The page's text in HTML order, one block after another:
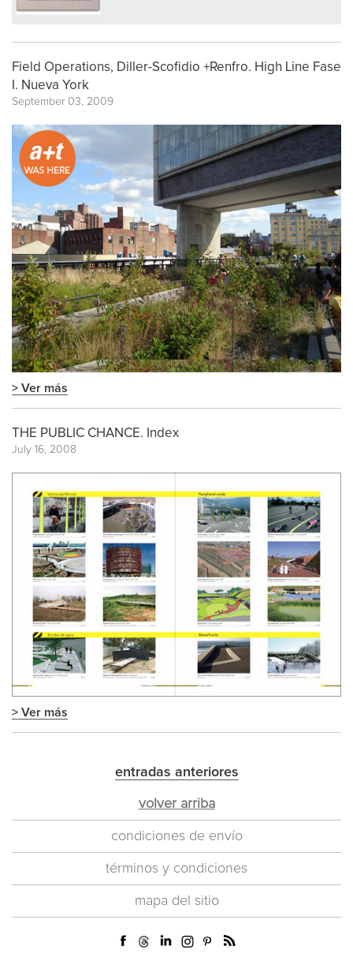
Field Operations, Diller-Scofidio +Renfro. High Line Fase
I. Nueva York
September 03, 2009
> Ver más
THE PUBLIC CHANCE. Index
July 16, 2008
> Ver más
entradas anteriores
volver arriba
condiciones de envío
términos y condiciones
mapa del sitio